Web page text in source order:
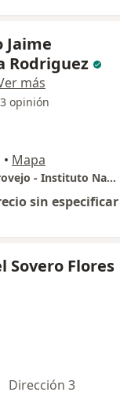
Jaime
Rodriguez
más
opinión
• Mapa
Hospital Santo Toribio de Mogrovejo - Instituto Nacional de Ciencias Neurológicas
sin especificar
Sovero Flores
Dirección 3